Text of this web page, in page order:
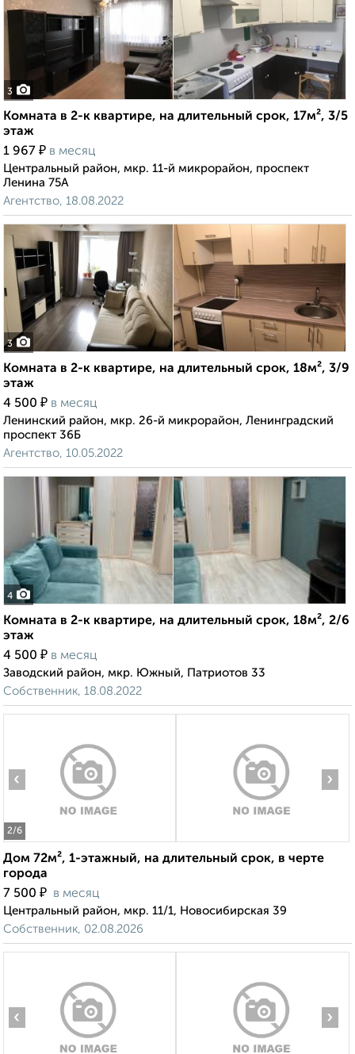
3
Комната в 2-к квартире, на длительный срок, 17м², 3/5
этаж
1 967 ₽ в месяц
Центральный район, мкр. 11-й микрорайон, проспект
Ленина 75А
Агентство, 18.08.2022
3
Комната в 2-к квартире, на длительный срок, 18м², 3/9
этаж
4 500 ₽ в месяц
Ленинский район, мкр. 26-й микрорайон, Ленинградский
проспект 36Б
Агентство, 10.05.2022
4
Комната в 2-к квартире, на длительный срок, 18м², 2/6
этаж
4 500 ₽ в месяц
Заводский район, мкр. Южный, Патриотов 33
Собственник, 18.08.2022
2/6
‹ ›
Дом 72м², 1-этажный, на длительный срок, в черте
города
7 500 ₽ в месяц
Центральный район, мкр. 11/1, Новосибирская 39
Собственник, 02.08.2026
‹ ›